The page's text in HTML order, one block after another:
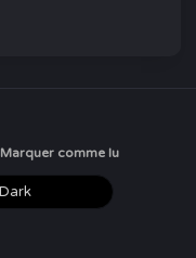
Marquer comme lu